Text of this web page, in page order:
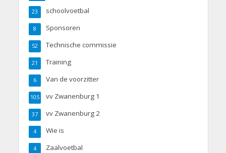
schoolvoetbal
23
Sponsoren
8
Technische commissie
52
Training
21
Van de voorzitter
6
vv Zwanenburg 1
105
vv Zwanenburg 2
37
Wie is
4
Zaalvoetbal
4